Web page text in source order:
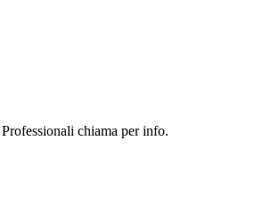
chiama per info.